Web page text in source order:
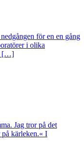
för en en gång
i olika
[…]
Jag tror på det
på kärleken.« I